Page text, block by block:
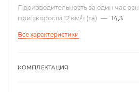
Производительность за один час
при скорости 12 км/ч (га) — 14,3
Все характеристики
КОМПЛЕКТАЦИЯ